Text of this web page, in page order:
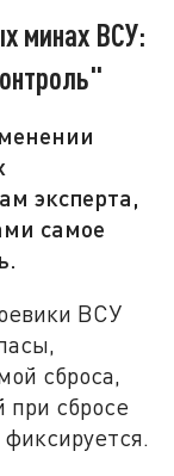
минах ВСУ:
эксперта,
самое
ВСУ
сброса,
сбросе